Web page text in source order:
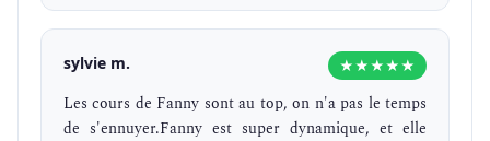
sylvie m. ★★★★★
Les cours de Fanny sont au top, on n'a pas le temps
de s'ennuyer.Fanny est super dynamique, et elle